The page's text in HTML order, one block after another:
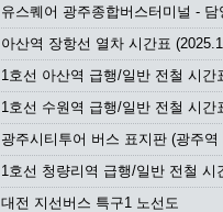
대전 지선버스 특구1 노선도